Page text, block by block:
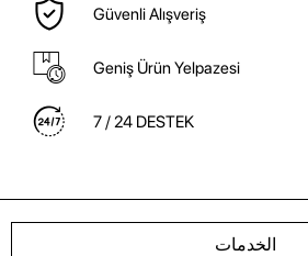
Güvenli Alışveriş
Geniş Ürün Yelpazesi
7 / 24 DESTEK
الخدمات